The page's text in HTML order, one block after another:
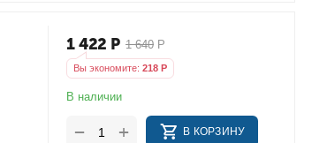
1 640 Р
1 422 Р
Вы экономите: 218Р
В наличии
+
− В КОРЗИНУ